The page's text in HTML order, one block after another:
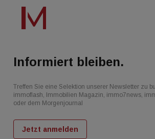
Informiert bleiben.
Treffen Sie eine Selektion unserer Newsletter zu
immoflash, Immobilien Magazin, immo7news,
oder dem Morgenjournal
Jetzt anmelden